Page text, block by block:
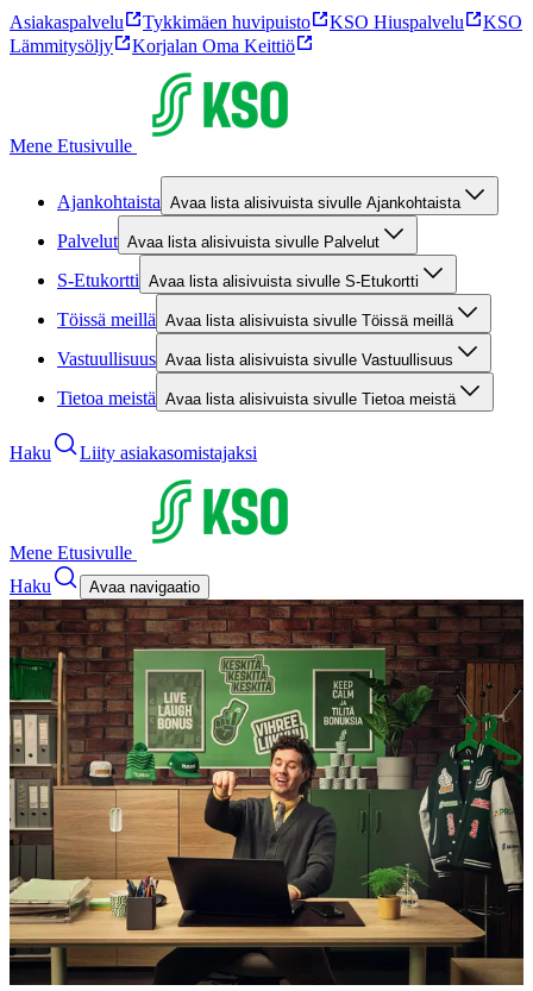
Asiakaspalvelu Tykkimäen huvipuisto KSO Hiuspalvelu
KSO
Lämmitysöljy
Korjalan Oma Keittiö
Mene Etusivulle
Ajankohtaista Avaa lista alisivuista sivulle Ajankohtaista
Palvelut Avaa lista alisivuista sivulle Palvelut
S-Etukortti Avaa lista alisivuista sivulle S-Etukortti
Töissä meillä Avaa lista alisivuista sivulle Töissä meillä
Vastuullisuus Avaa lista alisivuista sivulle Vastuullisuus
Tietoa meistä Avaa lista alisivuista sivulle Tietoa meistä
Haku Liity asiakasomistajaksi
Mene Etusivulle
Haku
Avaa navigaatio